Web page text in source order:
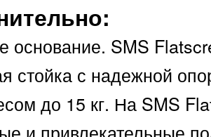
основание. SMS
стойка с надежной
до 15 кг. На SMS